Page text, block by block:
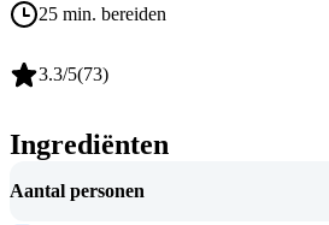
25 min. bereiden
3.3/5(73)
Ingrediënten
Aantal personen